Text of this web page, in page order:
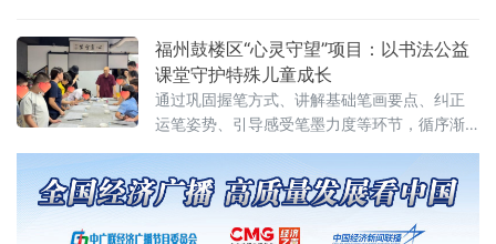
雷锋精神，开启南北“雷锋号”深度共建的全新篇
章。当天，驰骋在东北平原的K96次列车车厢
内，《当兵的人》《学习雷锋好榜
福州鼓楼区“心灵守望”项目：以书法公益
课堂守护特殊儿童成长
通过巩固握笔方式、讲解基础笔画要点、纠正
运笔姿势、引导感受笔墨力度等环节，循序渐
验与情感陪伴。课堂现场，孩子们在水写布上
认真练习横竖撇捺，较